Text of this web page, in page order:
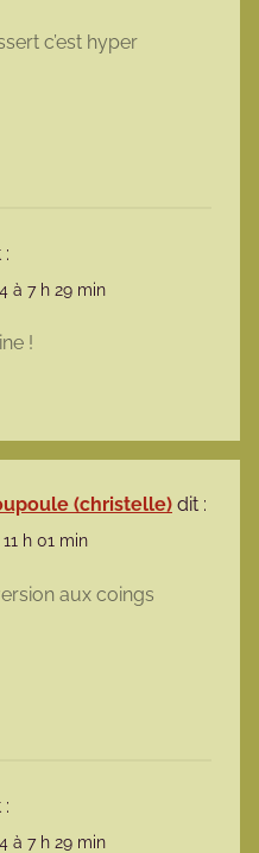
c’est hyper
à 7 h 29 min
!
(christelle) dit :
h 01 min
aux coings
à 7 h 29 min